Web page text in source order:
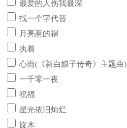
最爱的人伤我最深
找一个字代替
月亮惹的祸
执着
心雨(《新白娘子传奇》主题曲)
一千零一夜
祝福
星光依旧灿烂
旋木